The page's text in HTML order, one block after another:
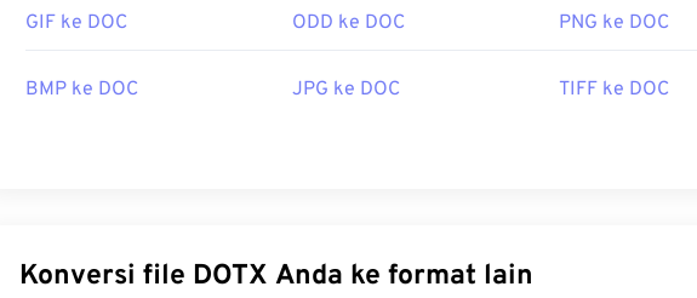
GIF ke DOC ODD ke DOC PNG ke DOC
BMP ke DOC JPG ke DOC TIFF ke DOC
Konversi file DOTX Anda ke format lain